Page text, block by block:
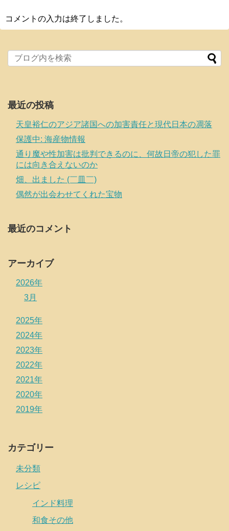
コメントの入力は終了しました。
最近の投稿
天皇裕仁のアジア諸国への加害責任と現代日本の凋落
保護中: 海産物情報
通り魔や性加害は批判できるのに、何故日帝の犯した罪
には向き合えないのか
畑、出ました (￣皿￣)
偶然が出会わせてくれた宝物
最近のコメント
アーカイブ
2026年
3月
2025年
2024年
2023年
2022年
2021年
2020年
2019年
カテゴリー
未分類
レシピ
インド料理
和食その他